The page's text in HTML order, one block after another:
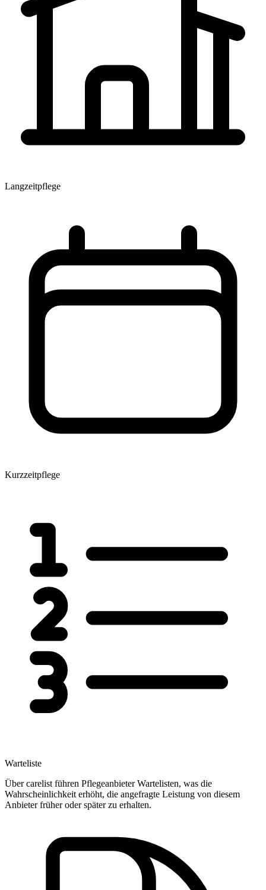
Langzeitpflege
Kurzzeitpflege
Warteliste
Über carelist führen Pflegeanbieter Wartelisten, was die
Wahrscheinlichkeit erhöht, die angefragte Leistung von diesem
Anbieter früher oder später zu erhalten.